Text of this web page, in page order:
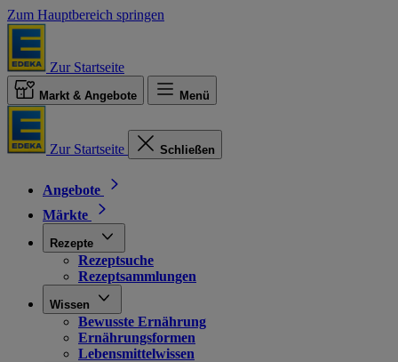
Zum Hauptbereich springen
Zur Startseite
Markt & Angebote Menü
Zur Startseite Schließen
Angebote
Märkte
Rezepte
Rezeptsuche
Rezeptsammlungen
Wissen
Bewusste Ernährung
Ernährungsformen
Lebensmittelwissen